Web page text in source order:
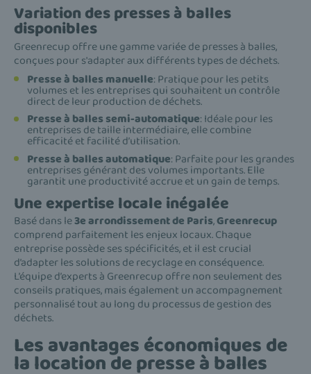
Variation des presses à balles
disponibles
Greenrecup offre une gamme variée de presses à balles,
conçues pour s'adapter aux différents types de déchets.
Presse à balles manuelle: Pratique pour les petits
volumes et les entreprises qui souhaitent un contrôle
direct de leur production de déchets.
Presse à balles semi-automatique: Idéale pour les
entreprises de taille intermédiaire, elle combine
efficacité et facilité d’utilisation.
Presse à balles automatique: Parfaite pour les grandes
entreprises générant des volumes importants. Elle
garantit une productivité accrue et un gain de temps.
Une expertise locale inégalée
Basé dans le3e arrondissement de Paris,Greenrecup
comprend parfaitement les enjeux locaux. Chaque
entreprise possède ses spécificités, et il est crucial
d’adapter les solutions de recyclage en conséquence.
L’équipe d’experts à Greenrecup offre non seulement des
conseils pratiques, mais également un accompagnement
personnalisé tout au long du processus de gestion des
déchets.
Les avantages économiques de
la location de presse à balles